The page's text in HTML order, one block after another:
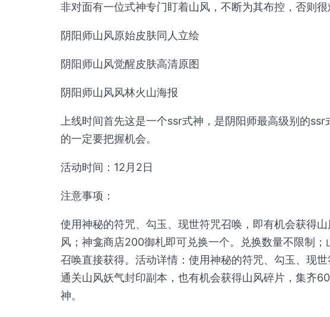
非对面有一位式神专门盯着山风，不断为其布控，否则
阴阳师山风原始皮肤同人立绘
阴阳师山风觉醒皮肤高清原图
阴阳师山风风林火山海报
上线时间首先这是一个ssr式神，是阴阳师最高级别的
的一定要把握机会。
活动时间：12月2日
注意事项：
使用神秘的符咒、勾玉、现世符咒召唤，即有机会获得
风；神龛商店200御札即可兑换一个。兑换数量不限制
召唤直接获得。活动详情：使用神秘的符咒、勾玉、现
通关山风妖气封印副本，也有机会获得山风碎片，集齐
神。